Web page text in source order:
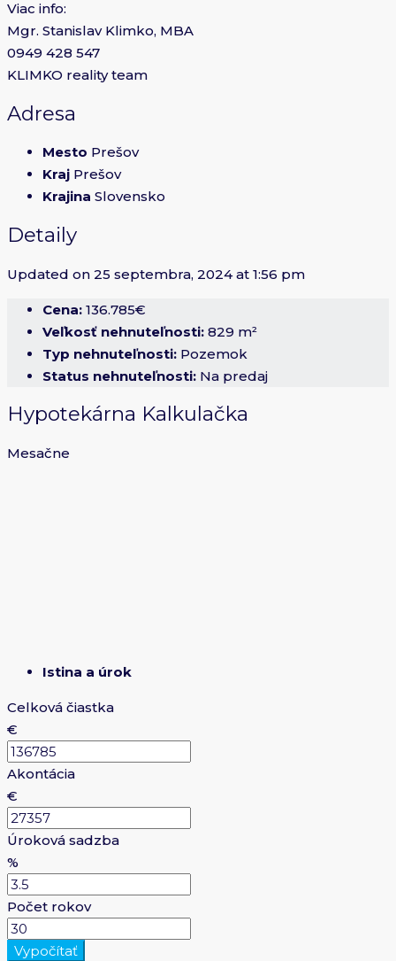
Viac info:
Mgr. Stanislav Klimko, MBA
0949 428 547
KLIMKO reality team
Adresa
Mesto Prešov
Kraj Prešov
Krajina Slovensko
Detaily
Updated on 25 septembra, 2024 at 1:56 pm
Cena: 136.785€
Veľkosť nehnuteľnosti: 829 m²
Typ nehnuteľnosti: Pozemok
Status nehnuteľnosti: Na predaj
Hypotekárna Kalkulačka
Mesačne
Istina a úrok
Celková čiastka
€
Akontácia
€
Úroková sadzba
%
Počet rokov
Vypočítať